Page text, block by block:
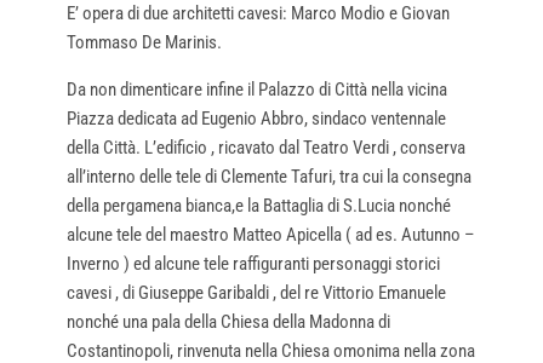
E’ opera di due architetti cavesi: Marco Modio e Giovan
Tommaso De Marinis.
Da non dimenticare infine il Palazzo di Città nella vicina
Piazza dedicata ad Eugenio Abbro, sindaco ventennale
della Città. L’edificio , ricavato dal Teatro Verdi , conserva
all’interno delle tele di Clemente Tafuri, tra cui la consegna
della pergamena bianca,e la Battaglia di S.Lucia nonché
alcune tele del maestro Matteo Apicella ( ad es. Autunno –
Inverno ) ed alcune tele raffiguranti personaggi storici
cavesi , di Giuseppe Garibaldi , del re Vittorio Emanuele
nonché una pala della Chiesa della Madonna di
Costantinopoli, rinvenuta nella Chiesa omonima nella zona